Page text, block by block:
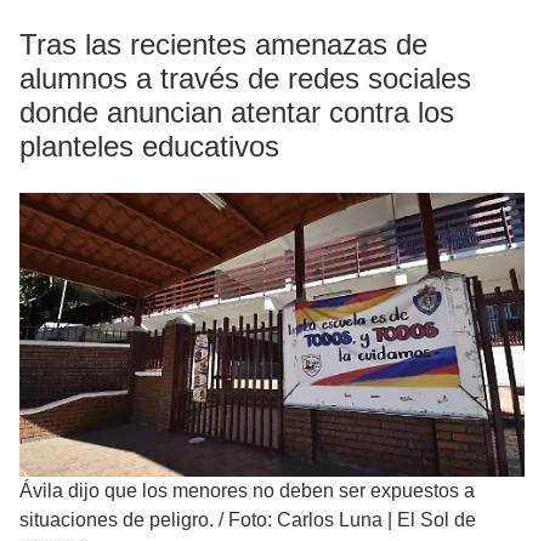
Tras las recientes amenazas de
alumnos a través de redes sociales
donde anuncian atentar contra los
planteles educativos
Ávila dijo que los menores no deben ser expuestos a
situaciones de peligro. / Foto: Carlos Luna | El Sol de